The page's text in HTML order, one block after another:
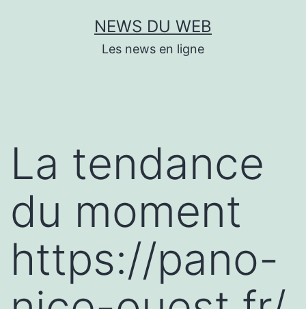
NEWS DU WEB
Les news en ligne
La tendance
du moment
https://pano-